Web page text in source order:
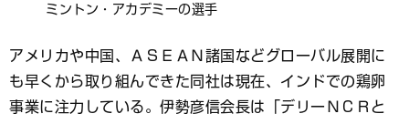
ミントン・アカデミーの選手
アメリカや中国、ＡＳＥＡＮ諸国などグローバル展開に
も早くから取り組んできた同社は現在、インドでの鶏卵
事業に注力している。伊勢彦信会長は「デリーＮＣＲと